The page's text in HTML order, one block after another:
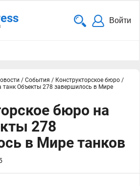
Войти
/ События / Конструкторское бюро /
танк Объекты 278 завершилось в Мире
бюро на
278
в Мире танков